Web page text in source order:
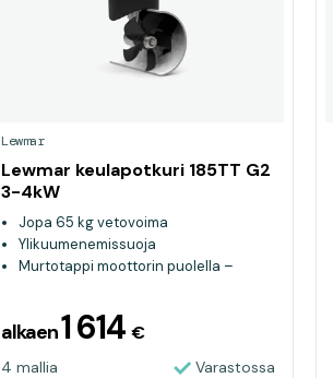
Lewmar
Lewmar keulapotkuri 185TT G2
3-4kW
Jopa 65 kg vetovoima
Ylikuumenemissuoja
Murtotappi moottorin puolella –
alkaen1 614€
4 mallia Varastossa